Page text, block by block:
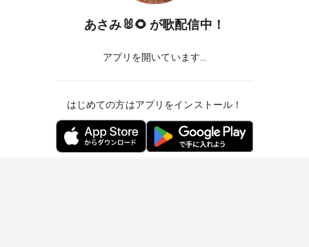
あさみ🐰🌻 が歌配信中！
アプリを開いています...
はじめての方はアプリをインストール！